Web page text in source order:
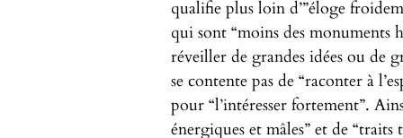
qualifie plus loin d’”éloge
qui sont “moins des monuments
réveiller de grandes idées ou de
se contente pas de “raconter à
pour “l’intéresser fortement”.
énergiques et mâles” et de